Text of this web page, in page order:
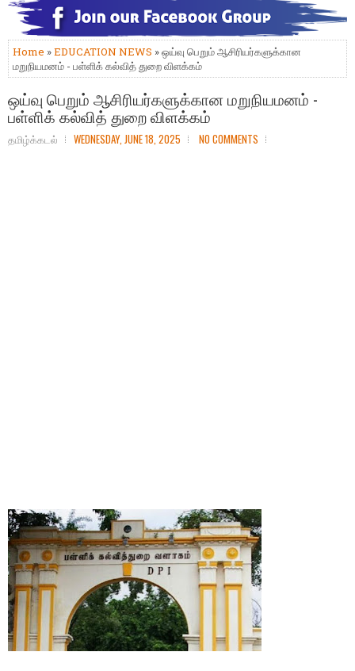
Home »EDUCATION NEWS » ஒய்வு பெறும் ஆசிரியர்களுக்கான
மறுநியமனம் - பள்ளிக் கல்வித் துறை விளக்கம்
ஒய்வு பெறும் ஆசிரியர்களுக்கான மறுநியமனம் -
பள்ளிக் கல்வித் துறை விளக்கம்
தமிழ்க்கடல் WEDNESDAY, JUNE 18, 2025 NO COMMENTS